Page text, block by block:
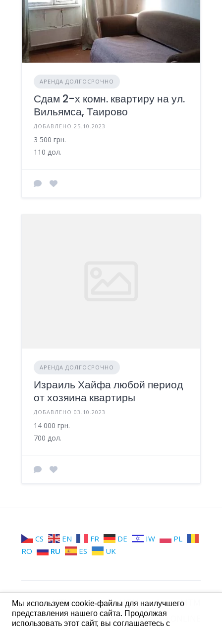
АРЕНДА ДОЛГОСРОЧНО
Сдам 2-х комн. квартиру на ул.
Вильямса, Таирово
ДОБАВЛЕНО 25.10.2023
3 500 грн.
110 дол.
АРЕНДА ДОЛГОСРОЧНО
Израиль Хайфа любой период
от хозяина квартиры
ДОБАВЛЕНО 03.10.2023
14 000 грн.
700 дол.
CS EN FR DE IW
PL
RO
RU ES UK
МТМ Группы МТМ
Стена МТМ
Форум МТМ
Контакты ONLINE
Мы используем cookie-файлы для наилучшего
представления нашего сайта. Продолжая
использовать этот сайт, вы соглашаетесь с